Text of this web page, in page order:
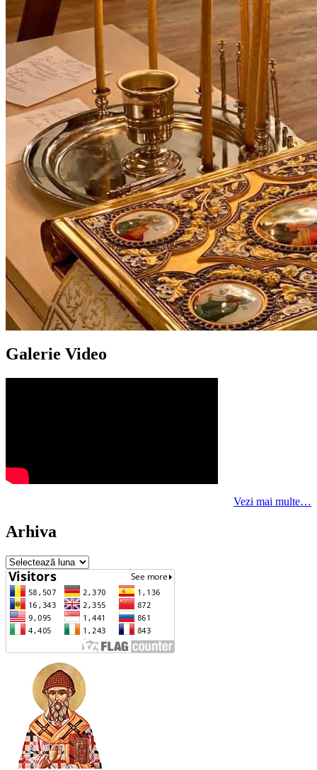
Galerie Video
Vezi mai multe…
Arhiva
Arhiva